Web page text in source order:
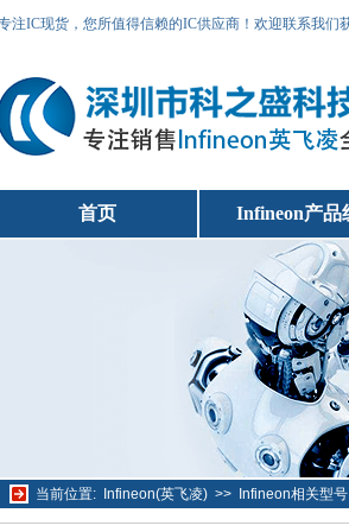
注IC现货，您所值得信赖的IC供应商！欢迎联系我们
首页 Infineon产品
当前位置: Infineon(英飞凌)>> Infineon相关型号